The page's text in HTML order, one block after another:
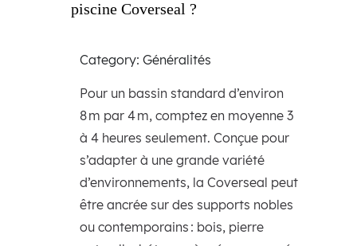
piscine Coverseal ?
Category: Généralités
Pour un bassin standard d’environ
8 m par 4 m, comptez en moyenne 3
à 4 heures seulement. Conçue pour
s’adapter à une grande variété
d’environnements, la Coverseal peut
être ancrée sur des supports nobles
ou contemporains : bois, pierre